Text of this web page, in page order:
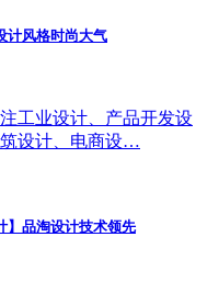
计风格时尚大气
工业设计、产品开发设
设计、电商设…
】品淘设计技术领先